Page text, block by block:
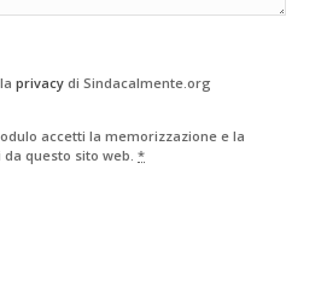
privacydi Sindacalmente.org
accetti la memorizzazione e la
questo sito web.*